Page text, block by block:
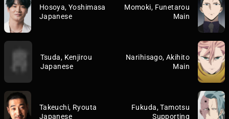
Hosoya, Yoshimasa
Japanese
Momoki, Funetarou
Main
Tsuda, Kenjirou
Japanese
Narihisago, Akihito
Main
Takeuchi, Ryouta
Japanese
Fukuda, Tamotsu
Supporting